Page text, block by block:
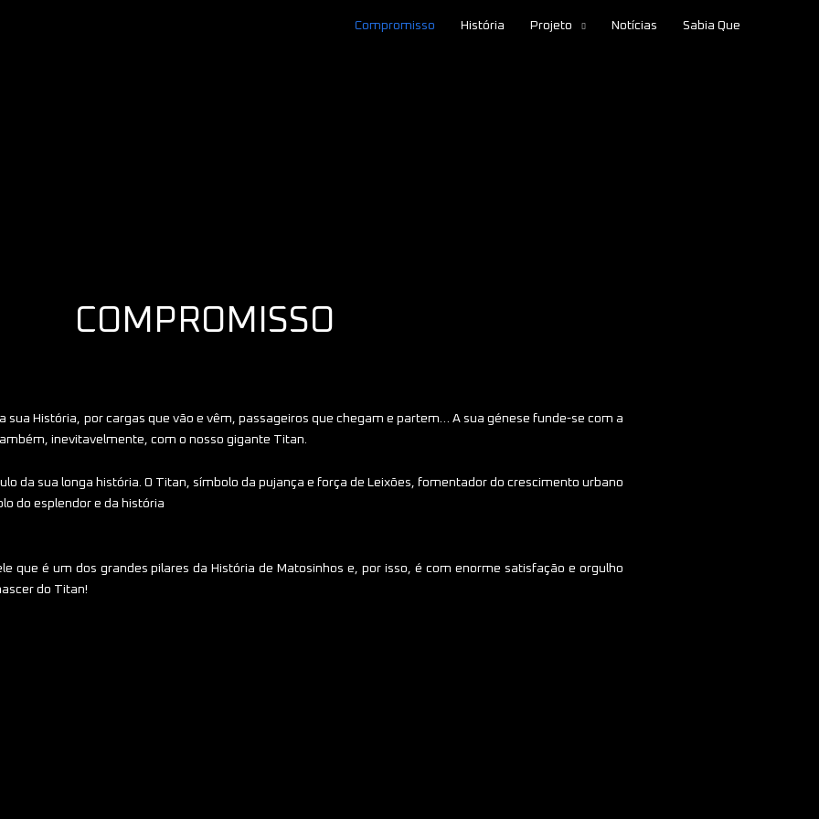
Compromisso História Projeto Notícias Sabia Que
COMPROMISSO
História, por cargas que vão e vêm, passageiros que chegam e partem… A sua génese funde-se com a
inevitavelmente, com o nosso gigante Titan.
da sua longa história. O Titan, símbolo da pujança e força de Leixões, fomentador do crescimento urbano
do esplendor e da história
que é um dos grandes pilares da História de Matosinhos e, por isso, é com enorme satisfação e orgulho
do Titan!